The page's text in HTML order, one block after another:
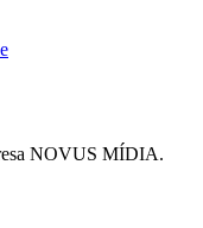
NOVUS MÍDIA.